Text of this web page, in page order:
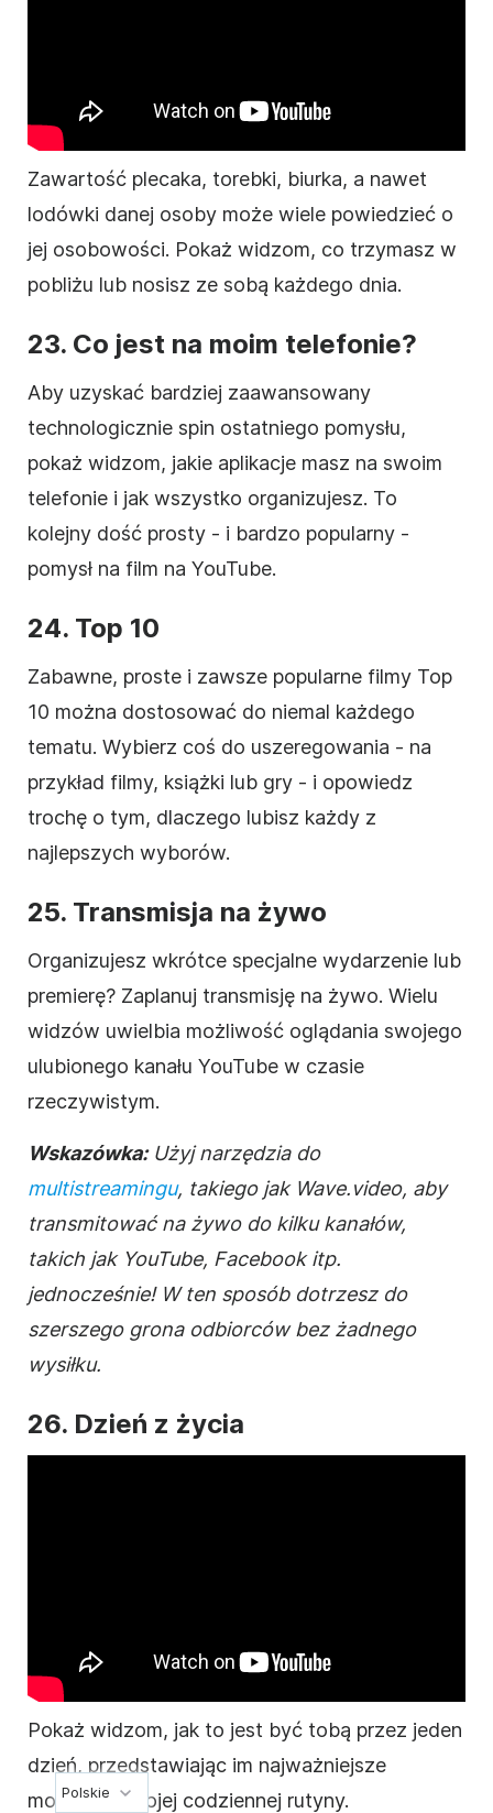
Zawartość plecaka, torebki, biurka, a nawet
lodówki danej osoby może wiele powiedzieć o
jej osobowości. Pokaż widzom, co trzymasz w
pobliżu lub nosisz ze sobą każdego dnia.
23. Co jest na moim telefonie?
Aby uzyskać bardziej zaawansowany
technologicznie spin ostatniego pomysłu,
pokaż widzom, jakie aplikacje masz na swoim
telefonie i jak wszystko organizujesz. To
kolejny dość prosty - i bardzo popularny -
pomysł na film na YouTube.
24. Top 10
Zabawne, proste i zawsze popularne filmy Top
10 można dostosować do niemal każdego
tematu. Wybierz coś do uszeregowania - na
przykład filmy, książki lub gry - i opowiedz
trochę o tym, dlaczego lubisz każdy z
najlepszych wyborów.
25. Transmisja na żywo
Organizujesz wkrótce specjalne wydarzenie lub
premierę? Zaplanuj transmisję na żywo. Wielu
widzów uwielbia możliwość oglądania swojego
ulubionego kanału YouTube w czasie
rzeczywistym.
Wskazówka:Użyj narzędzia do
multistreamingu, takiego jak Wave.video, aby
transmitować na żywo do kilku kanałów,
takich jak YouTube, Facebook itp.
jednocześnie! W ten sposób dotrzesz do
szerszego grona odbiorców bez żadnego
wysiłku.
26. Dzień z życia
Pokaż widzom, jak to jest być tobą przez jeden
dzień, przedstawiając im najważniejsze
momenty swojej codziennej rutyny.
Polskie